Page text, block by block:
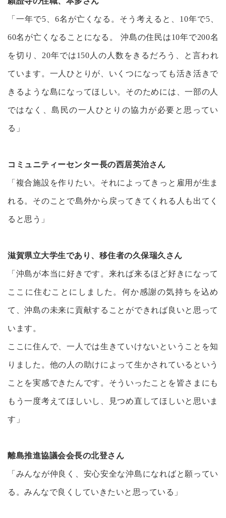
「一年で5、6名が亡くなる。そう考えると、10年で5、
60名が亡くなることになる。 沖島の住民は10年で200名
を切り、20年では150人の人数をきるだろう、と言われ
ています。一人ひとりが、いくつになっても活き活きで
きるような島になってほしい。そのためには、一部の人
ではなく、島民の一人ひとりの協力が必要と思ってい
る」
コミュニティーセンター長の西居英治さん
「複合施設を作りたい。それによってきっと雇用が生ま
れる。そのことで島外から戻ってきてくれる人も出てく
ると思う」
滋賀県立大学生であり、移住者の久保瑞久さん
「沖島が本当に好きです。来れば来るほど好きになって
ここに住むことにしました。何か感謝の気持ちを込め
て、沖島の未来に貢献することができれば良いと思って
います。
ここに住んで、一人では生きていけないということを知
りました。他の人の助けによって生かされているという
ことを実感できたんです。そういったことを皆さまにも
もう一度考えてほしいし、見つめ直してほしいと思いま
す」
離島推進協議会会長の北登さん
「みんなが仲良く、安心安全な沖島になればと願ってい
る。みんなで良くしていきたいと思っている」